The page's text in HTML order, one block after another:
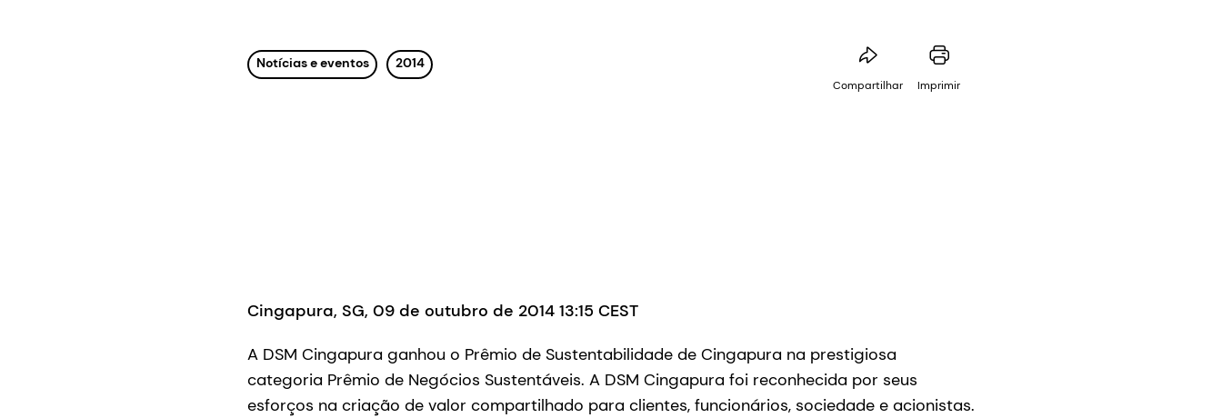
Notícias e eventos 2014
Compartilhar Imprimir
Cingapura, SG, 09 de outubro de 2014 13:15 CEST
A DSM Cingapura ganhou o Prêmio de Sustentabilidade de Cingapura na prestigiosa
categoria Prêmio de Negócios Sustentáveis. A DSM Cingapura foi reconhecida por seus
esforços na criação de valor compartilhado para clientes, funcionários, sociedade e acionistas.